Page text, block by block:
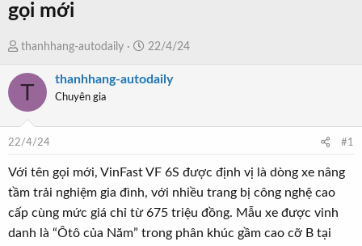
gọi mới
T
r
d
t
a
r
thanhhang-autodaily
N
à
đ
ầ
u
22/4/24
T thanhhang-autodaily
Chuyên gia
22/4/24 #1
Với tên gọi mới, VinFast VF 6S được định vị là dòng xe nâng
tầm trải nghiệm gia đình, với nhiều trang bị công nghệ cao
cấp cùng mức giá chỉ từ 675 triệu đồng. Mẫu xe được vinh
danh là “Ôtô của Năm” trong phân khúc gầm cao cỡ B tại